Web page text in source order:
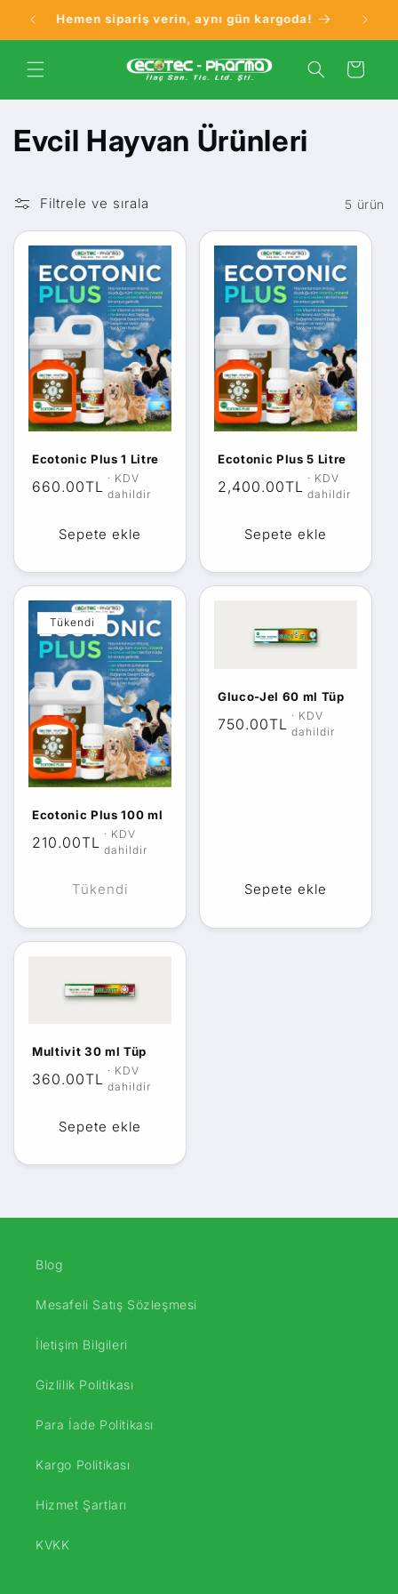
İçeriğe
atla
Hemen sipariş verin, aynı gün kargoda!
Sepet
K
l
e
y
o
Evcil Hayvan Ürünleri
Filtrele ve sırala 5 ürün
Ecotonic Plus 1 Litre
Normal
660.00TL
Sepete ekle
Ecotonic Plus 5 Litre
Normal
2,400.00TL
Sepete ekle
Tükendi
Ecotonic Plus 100 ml
Normal
210.00TL
Tükendi
Gluco-Jel 60 ml Tüp
Normal
750.00TL
Sepete ekle
Multivit 30 ml Tüp
Normal
360.00TL
Sepete ekle
Blog
Mesafeli Satış Sözleşmesi
İletişim Bilgileri
Gizlilik Politikası
Para İade Politikası
Kargo Politikası
Hizmet Şartları
KVKK